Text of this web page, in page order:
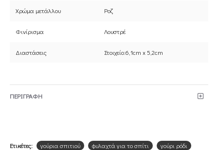
Χρώμα μετάλλου Ροζ
Φινίρισμα Λουστρέ
Διαστάσεις Στοιχείο:6,1cm x 5,2cm
ΠΕΡΙΓΡΑΦΗ
Ετικέτες: γούρια σπιτιού φυλαχτά για το σπίτι γούρι ρόδι